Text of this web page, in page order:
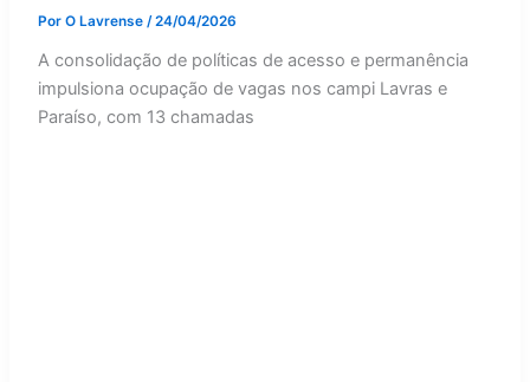
Por O Lavrense /24/04/2026
A consolidação de políticas de acesso e permanência
impulsiona ocupação de vagas nos campi Lavras e
Paraíso, com 13 chamadas